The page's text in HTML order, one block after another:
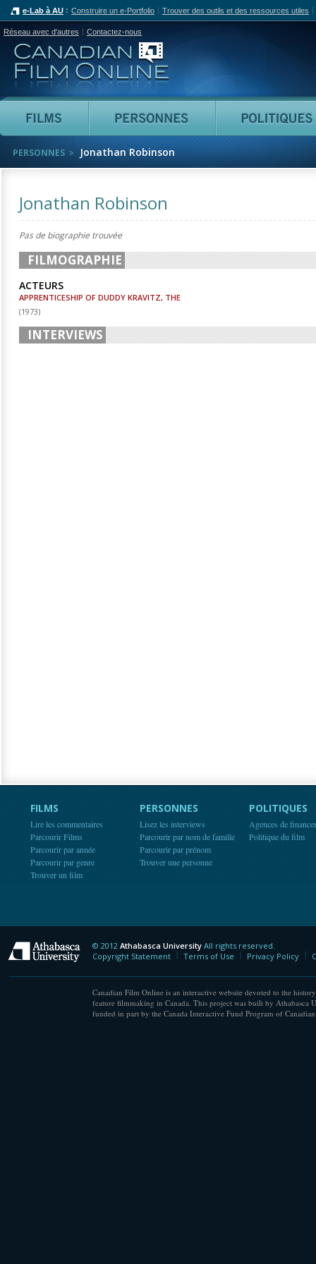
e-Lab à AU Construire un e-Portfolio Trouver des outils et des ressources utiles
Réseau avec d'autres Contactez-nous
Canadian Film Online
Films Personnes
PERSONNES Jonathan Robinson
Jonathan Robinson
Pas de biographie trouvée
FILMOGRAPHIE
ACTEURS
APPRENTICESHIP OF DUDDY KRAVITZ, THE
(1973)
INTERVIEWS
FILMS
Lire les commentaires
Parcourir Films
Parcourir par année
Parcourir par genre
Trouver un film
PERSONNES
Lisez les interviews
Parcourir par nom de famille
Parcourir par prénom
Trouver une personne
POLITIQUES
Agences de
Politique du film
Athabasca University
© 2012 Athabasca University All rights reserved.
Copyright Statement
Terms of Use Privacy Policy
Canadian Film Online is an interactive website devoted to the
feature filmmaking in Canada. This project was built by Athabasca
funded in part by the Canada Interactive Fund Program of